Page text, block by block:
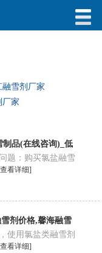
融雪剂厂家
厂家
制品(在线咨询)_低
题：购买氯盐融雪
看详细]
剂价格,馨海融雪
使用氯盐类融雪剂
看详细]